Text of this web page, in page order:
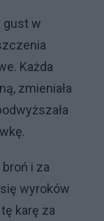
gust w
Każda
zmieniała
broń i za
wyroków
karę za